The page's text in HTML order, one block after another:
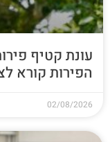
עונת קטיף
הפירות קורא
02/08/2026